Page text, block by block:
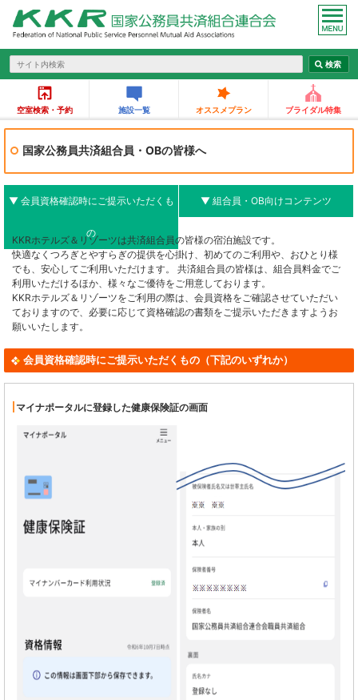
空室検索・予約 施設一覧 オススメプラン ブライダル特集
国家公務員共済組合員・OBの皆様へ
▼ 会員資格確認時にご提示いただくも
の
▼ 組合員・OB向けコンテンツ
KKRホテルズ＆リゾーツは共済組合員の皆様の宿泊施設です。
快適なくつろぎとやすらぎの提供を心掛け、初めてのご利用や、おひとり様
でも、安心してご利用いただけます。 共済組合員の皆様は、組合員料金でご
利用いただけるほか、様々なご優待をご用意しております。
KKRホテルズ＆リゾーツをご利用の際は、会員資格をご確認させていただい
ておりますので、必要に応じて資格確認の書類をご提示いただきますようお
願いいたします。
会員資格確認時にご提示いただくもの（下記のいずれか）
マイナポータルに登録した健康保険証の画面